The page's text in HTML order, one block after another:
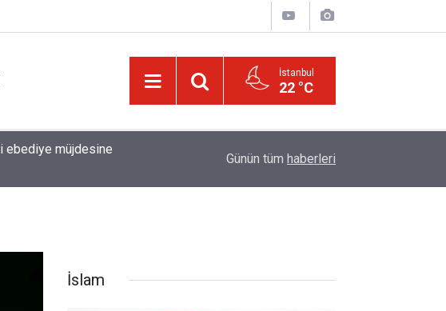
İstanbul
22 °C
Bildirilmedi mi ki insan için, kendi çalıştığından
Günün tüm haberleri
İslam